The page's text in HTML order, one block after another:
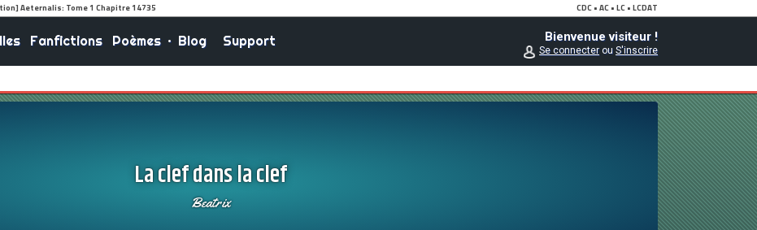
Fanfictions Poèmes• Blog Support Bienvenue visiteur !
Se connecterou S'inscrire
La clef dans la clef
Beatrix